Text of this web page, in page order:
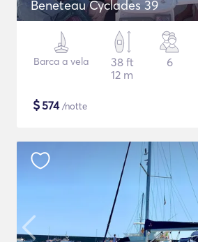
Beneteau Cyclades 39
Barca a vela
38 ft
12 m
6
$574/notte